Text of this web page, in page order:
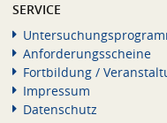
SERVICE
Anforderungsscheine
Fortbildung /
Impressum
Datenschutz